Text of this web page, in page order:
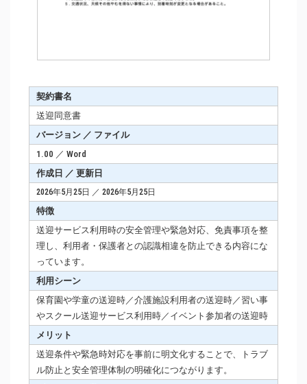
契約書名
送迎同意書
バージョン ／ ファイル
1.00 ／ Word
作成日 ／ 更新日
2026年5月25日 ／ 2026年5月25日
特徴
送迎サービス利用時の安全管理や緊急対応、免責事項を整
理し、利用者・保護者との認識相違を防止できる内容にな
っています。
利用シーン
保育園や学童の送迎時／介護施設利用者の送迎時／習い事
やスクール送迎サービス利用時／イベント参加者の送迎時
メリット
送迎条件や緊急時対応を事前に明文化することで、トラブ
ル防止と安全管理体制の明確化につながります。